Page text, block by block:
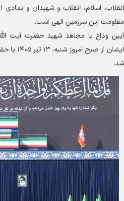
اسلام، انقلاب و شهیدان و نمادی
این سرزمین الهی است.
وداع با مجاهد شهید حضرت آیت الله
ایشان از صبح